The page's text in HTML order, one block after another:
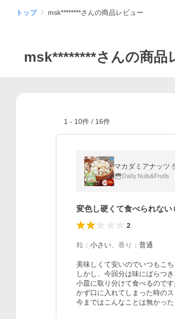
トップ msk********さんの商品レビュー
msk********さんの商品
1 - 10件 / 16件
マカダミアナッツ
Daily Nuts&Fruits
変色し硬くて食べられない
2
粒 ： 小さい 香り ： 普通
美味しくて安いのでいつもこち
しかし、今回分は味にばらつ
小皿に取り分けて食べるので
かず口に入れてしまった時の
今まではこんなことは無かっ